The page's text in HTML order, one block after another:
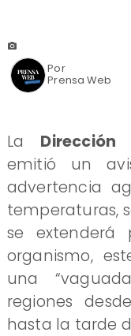
Prensa Web
Por
La
emitió un
advertencia
temperaturas,
se extenderá
organismo,
una
regiones
hasta la tarde